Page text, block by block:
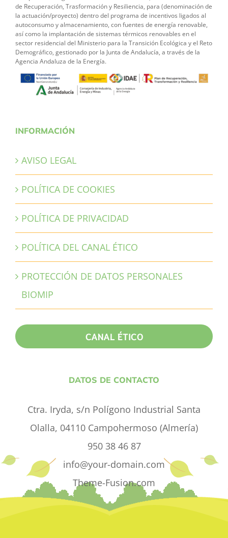
de Recuperación, Trasformación y Resiliencia, para (denominación de
la actuación/proyecto) dentro del programa de incentivos ligados al
autoconsumo y almacenamiento, con fuentes de energía renovable,
así como la implantación de sistemas térmicos renovables en el
sector residencial del Ministerio para la Transición Ecológica y el Reto
Demográfico, gestionado por la Junta de Andalucía, a través de la
Agencia Andaluza de la Energía.
INFORMACIÓN
AVISO LEGAL
POLÍTICA DE COOKIES
POLÍTICA DE PRIVACIDAD
POLÍTICA DEL CANAL ÉTICO
PROTECCIÓN DE DATOS PERSONALES
BIOMIP
CANAL ÉTICO
DATOS DE CONTACTO
Ctra. Iryda, s/n Polígono Industrial Santa
Olalla, 04110 Campohermoso (Almería)
950 38 46 87
info@your-domain.com
Theme-Fusion.com